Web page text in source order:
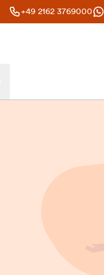
+49 2162 3769000